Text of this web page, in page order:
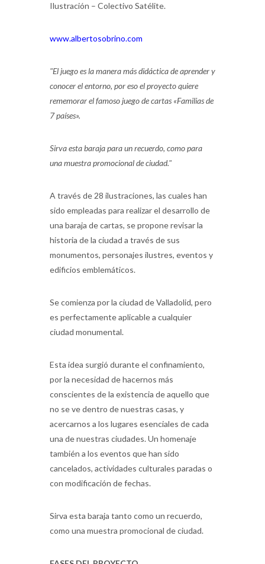
Ilustración – Colectivo Satélite.
www.albertosobrino.com
"El juego es la manera más didáctica de aprender y
conocer el entorno, por eso el proyecto quiere
rememorar el famoso juego de cartas «Familias de
7 países».
Sirva esta baraja para un recuerdo, como para
una muestra promocional de ciudad."
A través de 28 ilustraciones, las cuales han
sido empleadas para realizar el desarrollo de
una baraja de cartas, se propone revisar la
historia de la ciudad a través de sus
monumentos, personajes ilustres, eventos y
edificios emblemáticos.
Se comienza por la ciudad de Valladolid, pero
es perfectamente aplicable a cualquier
ciudad monumental.
Esta idea surgió durante el confinamiento,
por la necesidad de hacernos más
conscientes de la existencia de aquello que
no se ve dentro de nuestras casas, y
acercarnos a los lugares esenciales de cada
una de nuestras ciudades. Un homenaje
también a los eventos que han sido
cancelados, actividades culturales paradas o
con modificación de fechas.
Sirva esta baraja tanto como un recuerdo,
como una muestra promocional de ciudad.